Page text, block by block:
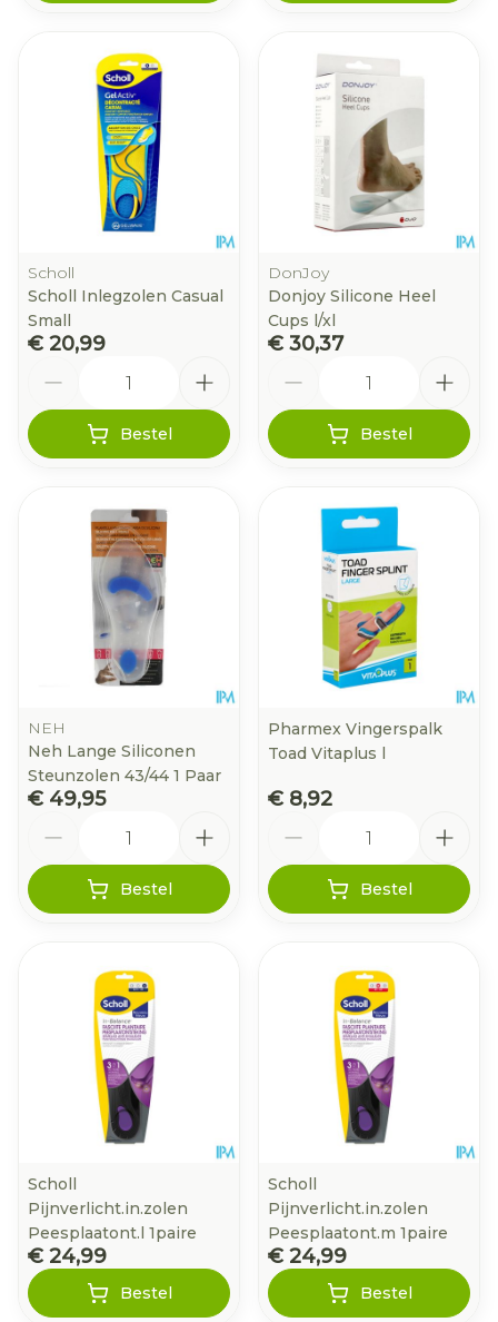
Scholl
Scholl Inlegzolen Casual
Small
€ 20,99
Bestel
DonJoy
Donjoy Silicone Heel
Cups l/xl
€ 30,37
Bestel
NEH
Neh Lange Siliconen
Steunzolen 43/44 1 Paar
€ 49,95
Bestel
Pharmex Vingerspalk
Toad Vitaplus l
€ 8,92
Bestel
Scholl
Pijnverlicht.in.zolen
Peesplaatont.l 1paire
€ 24,99
Bestel
Scholl
Pijnverlicht.in.zolen
Peesplaatont.m 1paire
€ 24,99
Bestel